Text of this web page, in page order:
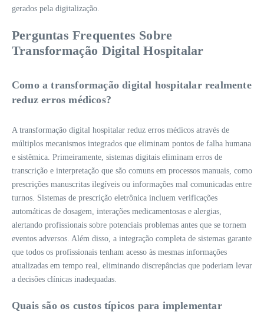
gerados pela digitalização.
Perguntas Frequentes Sobre
Transformação Digital Hospitalar
Como a transformação digital hospitalar realmente
reduz erros médicos?
A transformação digital hospitalar reduz erros médicos através de
múltiplos mecanismos integrados que eliminam pontos de falha humana
e sistêmica. Primeiramente, sistemas digitais eliminam erros de
transcrição e interpretação que são comuns em processos manuais, como
prescrições manuscritas ilegíveis ou informações mal comunicadas entre
turnos. Sistemas de prescrição eletrônica incluem verificações
automáticas de dosagem, interações medicamentosas e alergias,
alertando profissionais sobre potenciais problemas antes que se tornem
eventos adversos. Além disso, a integração completa de sistemas garante
que todos os profissionais tenham acesso às mesmas informações
atualizadas em tempo real, eliminando discrepâncias que poderiam levar
a decisões clínicas inadequadas.
Quais são os custos típicos para implementar